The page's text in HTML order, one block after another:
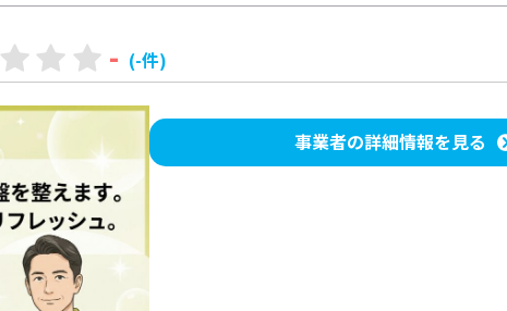
- (-件)
事業者の詳細情報を見る